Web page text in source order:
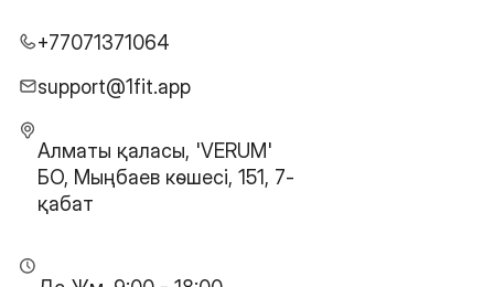
+77071371064
support@1fit.app
Алматы қаласы, 'VERUM'
БО, Мыңбаев көшесі, 151, 7-
қабат